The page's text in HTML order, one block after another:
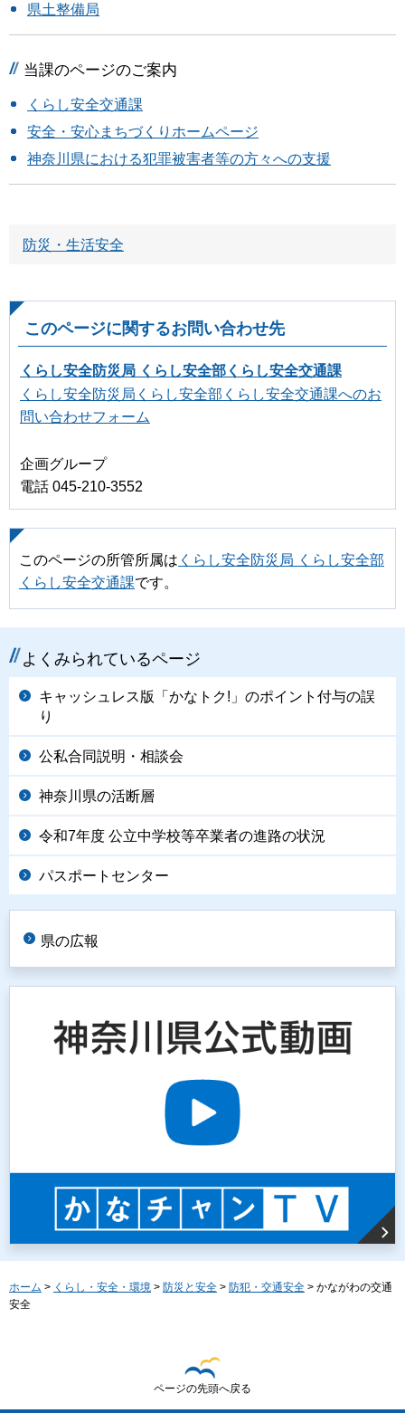
県土整備局
当課のページのご案内
くらし安全交通課
安全・安心まちづくりホームページ
神奈川県における犯罪被害者等の方々への支援
防災・生活安全
このページに関するお問い合わせ先
くらし安全防災局 くらし安全部くらし安全交通課
くらし安全防災局くらし安全部くらし安全交通課へのお
問い合わせフォーム
企画グループ
電話 045-210-3552
このページの所管所属は くらし安全防災局 くらし安全部
くらし安全交通課です。
よくみられているページ
キャッシュレス版「かなトク!」のポイント付与の誤
り
公私合同説明・相談会
神奈川県の活断層
令和7年度 公立中学校等卒業者の進路の状況
パスポートセンター
県の広報
ホーム > くらし・安全・環境 > 防災と安全 > 防犯・交通安全 > かながわの交通
安全
ページの先頭へ戻る